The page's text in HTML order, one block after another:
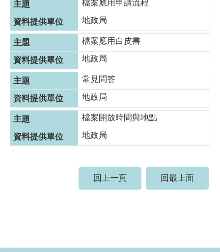
檔案應用申請流程
地政局
檔案應用白皮書
地政局
常見問答
地政局
檔案開放時間與地點
地政局
回上一頁 回最上面